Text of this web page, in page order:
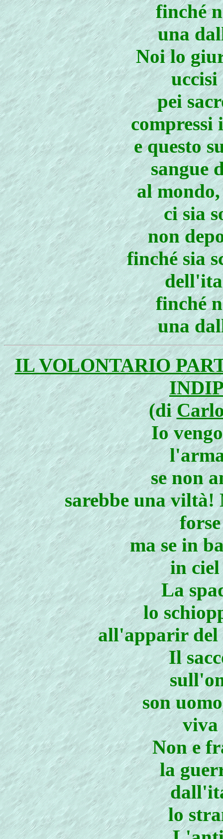
finché
una
Noi lo
pei
e questo
sangue
al
ci sia
non
finché sia
finché
una
IL VOLONTARIO
(di
Io
se non
sarebbe una viltà!
ma se in
in
La
lo
all'apparir del
Il
son
viva
Non e
la
lo